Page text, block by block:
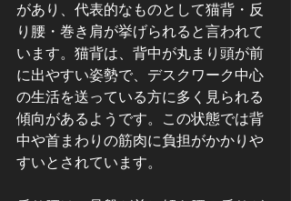
があり、代表的なものとして猫背・反
り腰・巻き肩が挙げられると言われて
います。猫背は、背中が丸まり頭が前
に出やすい姿勢で、デスクワーク中心
の生活を送っている方に多く見られる
傾向があるようです。この状態では背
中や首まわりの筋肉に負担がかかりや
すいとされています。